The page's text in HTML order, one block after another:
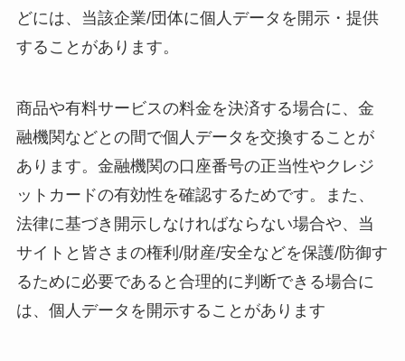
どには、当該企業/団体に個人データを開示・提供
することがあります。
商品や有料サービスの料金を決済する場合に、金
融機関などとの間で個人データを交換することが
あります。金融機関の口座番号の正当性やクレジ
ットカードの有効性を確認するためです。また、
法律に基づき開示しなければならない場合や、当
サイトと皆さまの権利/財産/安全などを保護/防御す
るために必要であると合理的に判断できる場合に
は、個人データを開示することがあります